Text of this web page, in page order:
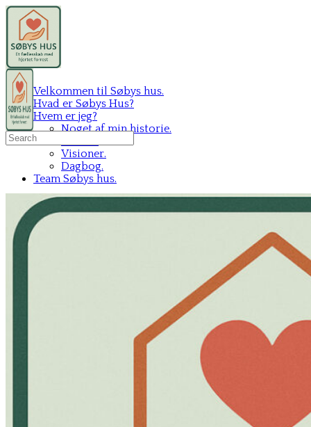
Velkommen til Søbys hus.
Hvad er Søbys Hus?
Hvem er jeg?
Noget af min historie.
Visioner.
Dagbog.
Team Søbys hus.
Sign in Sign up
Search
for: